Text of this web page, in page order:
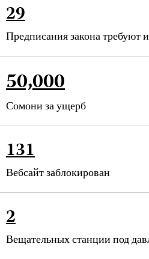
29
Предписания закона требуют
50,000
Сомони за ущерб
131
Вебсайт заблокирован
2
Вещательных станции под